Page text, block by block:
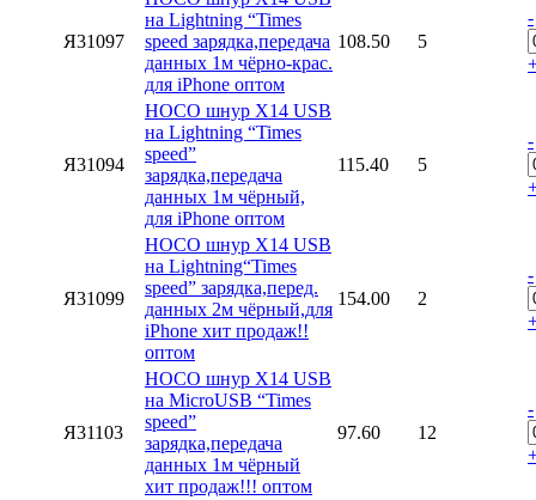
Я31097
на Lightning “Times
speed зарядка,передача
данных 1м чёрно-крас.
для iPhone оптом
108.50 5
-
Я31094
HOCO шнур X14 USB
на Lightning “Times
speed”
зарядка,передача
данных 1м чёрный,
для iPhone оптом
115.40 5
-
Я31099
HOCO шнур X14 USB
на Lightning“Times
speed” зарядка,перед.
данных 2м чёрный,для
iPhone хит продаж!!
оптом
154.00 2
-
Я31103
HOCO шнур X14 USB
на MicroUSB “Times
speed”
зарядка,передача
данных 1м чёрный
хит продаж!!! оптом
97.60 12
-